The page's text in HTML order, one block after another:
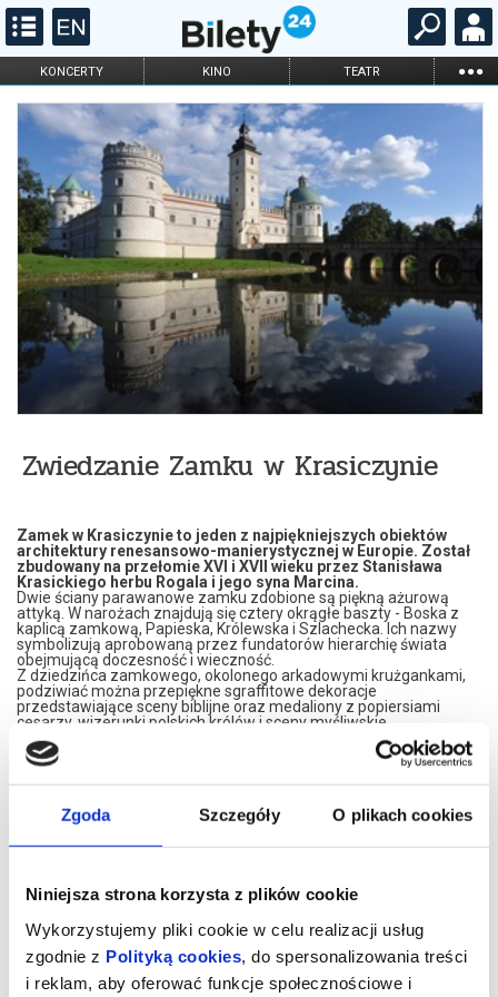
Zgoda Szczegóły O plikach cookies
Niniejsza strona korzysta z plików cookie
Wykorzystujemy pliki cookie w celu realizacji usług
zgodnie z Polityką cookies , do spersonalizowania treści
i reklam, aby oferować funkcje społecznościowe i
KONCERTY KINO TEATR ...
FILHARMONIA OPERA I BALET
DLA DZIECI
ONLINE KARNETY
Zwiedzanie Zamku w Krasiczynie
Zamek w Krasiczynieto jeden z najpiękniejszych obiektów
architektury renesansowo-manierystycznej w Europie. Został
zbudowany na przełomie XVI i XVII wieku przez Stanisława
Krasickiego herbu Rogala i jego syna Marcina.
Dwie ściany parawanowe zamku zdobione są piękną ażurową
attyką. W narożach znajdują się cztery okrągłe baszty - Boska z
kaplicą zamkową, Papieska, Królewska i Szlachecka. Ich nazwy
symbolizują aprobowaną przez fundatorów hierarchię świata
obejmującą doczesność i wieczność.
Z dziedzińca zamkowego, okolonego arkadowymi krużgankami,
podziwiać można przepiękne sgraffitowe dekoracje
przedstawiające sceny biblijne oraz medaliony z popiersiami
cesarzy, wizerunki polskich królów i sceny myśliwskie.
Trasa zwiedzania obejmuje: dziedziniec zamkowy, kryptę w
Baszcie Boskiej, gabinet myśliwski, kaplicę zamkową pw.
Wniebowzięcia Najświętszej Marii Panny, sale ekspozycyjne.
Ceny biletów na zwiedzanie Zamku z przewodnikiem:
Bilet ulgowy - 27 zł (dzieci, młodzież szkolna, studenci, osoby z
Bilet-pakiet (wstęp do parku, zwiedzanie zamku z przewodnikiem,
wejście na wieżę zegarową, wejście do lochów)
Normalny - 40 zł
Ulgowy - 32 zł
Czas trwania zwiedzania z przewodnikiem wynosi 50 minut. Nie
obejmuje wejścia na wieżę i do lochów (do tych obiektów turyści
wchodzą indywidualnie)